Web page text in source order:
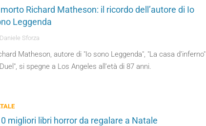
morto Richard Matheson: il ricordo dell’autore di Io
Leggenda
Daniele Sforza
Matheson, autore di "Io sono Leggenda", "La casa d’inferno"
si spegne a Los Angeles all’età di 87 anni.
migliori libri horror da regalare a Natale